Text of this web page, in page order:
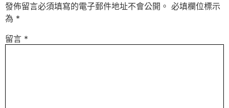
發佈留言必須填寫的電子郵件地址不會公開。 必填欄位標示
為 *
留言 *